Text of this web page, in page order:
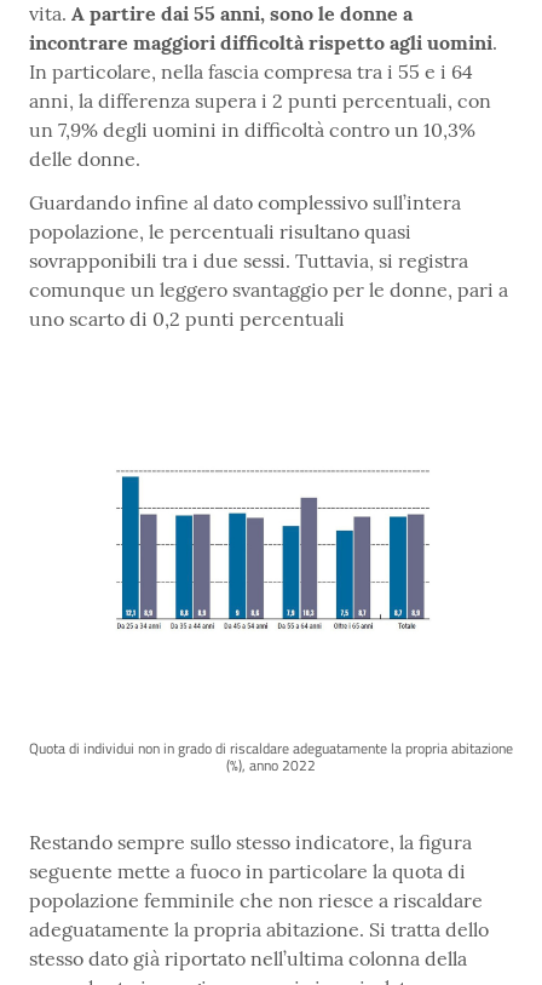
vita. A partire dai 55 anni, sono le donne a
incontrare maggiori difficoltà rispetto agli uomini.
In particolare, nella fascia compresa tra i 55 e i 64
anni, la differenza supera i 2 punti percentuali, con
un 7,9% degli uomini in difficoltà contro un 10,3%
delle donne.
Guardando infine al dato complessivo sull’intera
popolazione, le percentuali risultano quasi
sovrapponibili tra i due sessi. Tuttavia, si registra
comunque un leggero svantaggio per le donne, pari a
uno scarto di 0,2 punti percentuali
Quota di individui non in grado di riscaldare adeguatamente la propria abitazione
(%), anno 2022
Restando sempre sullo stesso indicatore, la figura
seguente mette a fuoco in particolare la quota di
popolazione femminile che non riesce a riscaldare
adeguatamente la propria abitazione. Si tratta dello
stesso dato già riportato nell’ultima colonna della